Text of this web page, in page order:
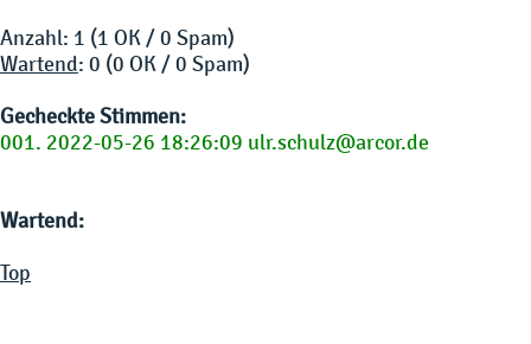
Anzahl: 1 (1 OK / 0 Spam)
Wartend: 0 (0 OK / 0 Spam)
Gecheckte Stimmen:
001. 2022-05-26 18:26:09 ulr.schulz@arcor.de
Wartend:
Top